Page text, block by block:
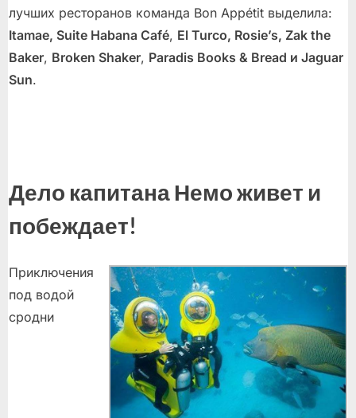
лучших ресторанов команда Bon Appétit выделила:
Itamae, Suite Habana Café, El Turco, Rosie’s, Zak the
Baker, Broken Shaker, Paradis Books & Bread и Jaguar
Sun.
Дело капитана Немо живет и
побеждает!
Приключения
под водой
сродни